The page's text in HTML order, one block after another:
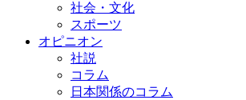
社会・文化
スポーツ
オピニオン
社説
コラム
日本関係のコラム